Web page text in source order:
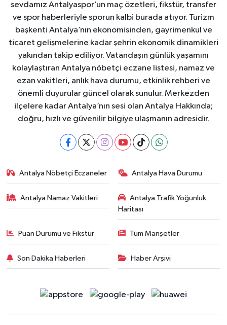
sevdamız Antalyaspor’un maç özetleri, fikstür, transfer
ve spor haberleriyle sporun kalbi burada atıyor. Turizm
başkenti Antalya’nın ekonomisinden, gayrimenkul ve
ticaret gelişmelerine kadar şehrin ekonomik dinamikleri
yakından takip ediliyor. Vatandaşın günlük yaşamını
kolaylaştıran Antalya nöbetçi eczane listesi, namaz ve
ezan vakitleri, anlık hava durumu, etkinlik rehberi ve
önemli duyurular güncel olarak sunulur. Merkezden
ilçelere kadar Antalya’nın sesi olan Antalya Hakkında;
doğru, hızlı ve güvenilir bilgiye ulaşmanın adresidir.
Antalya Nöbetçi Eczaneler Antalya Hava Durumu
Antalya Namaz Vakitleri
Antalya Trafik Yoğunluk
Haritası
Puan Durumu ve Fikstür Tüm Manşetler
Son Dakika Haberleri Haber Arşivi